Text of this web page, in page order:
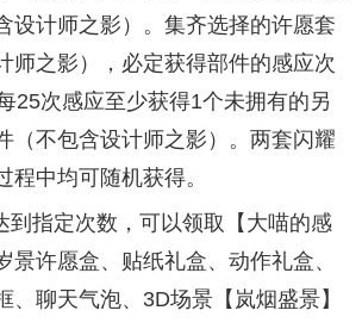
设计师之影）。集齐选择的许愿套
师之影），必定获得部件的感应次
25次感应至少获得1个未拥有的另
（不包含设计师之影）。两套闪耀
程中均可随机获得。
指定次数，可以领取【大喵的感
景许愿盒、贴纸礼盒、动作礼盒、
、聊天气泡、3D场景【岚烟盛景】